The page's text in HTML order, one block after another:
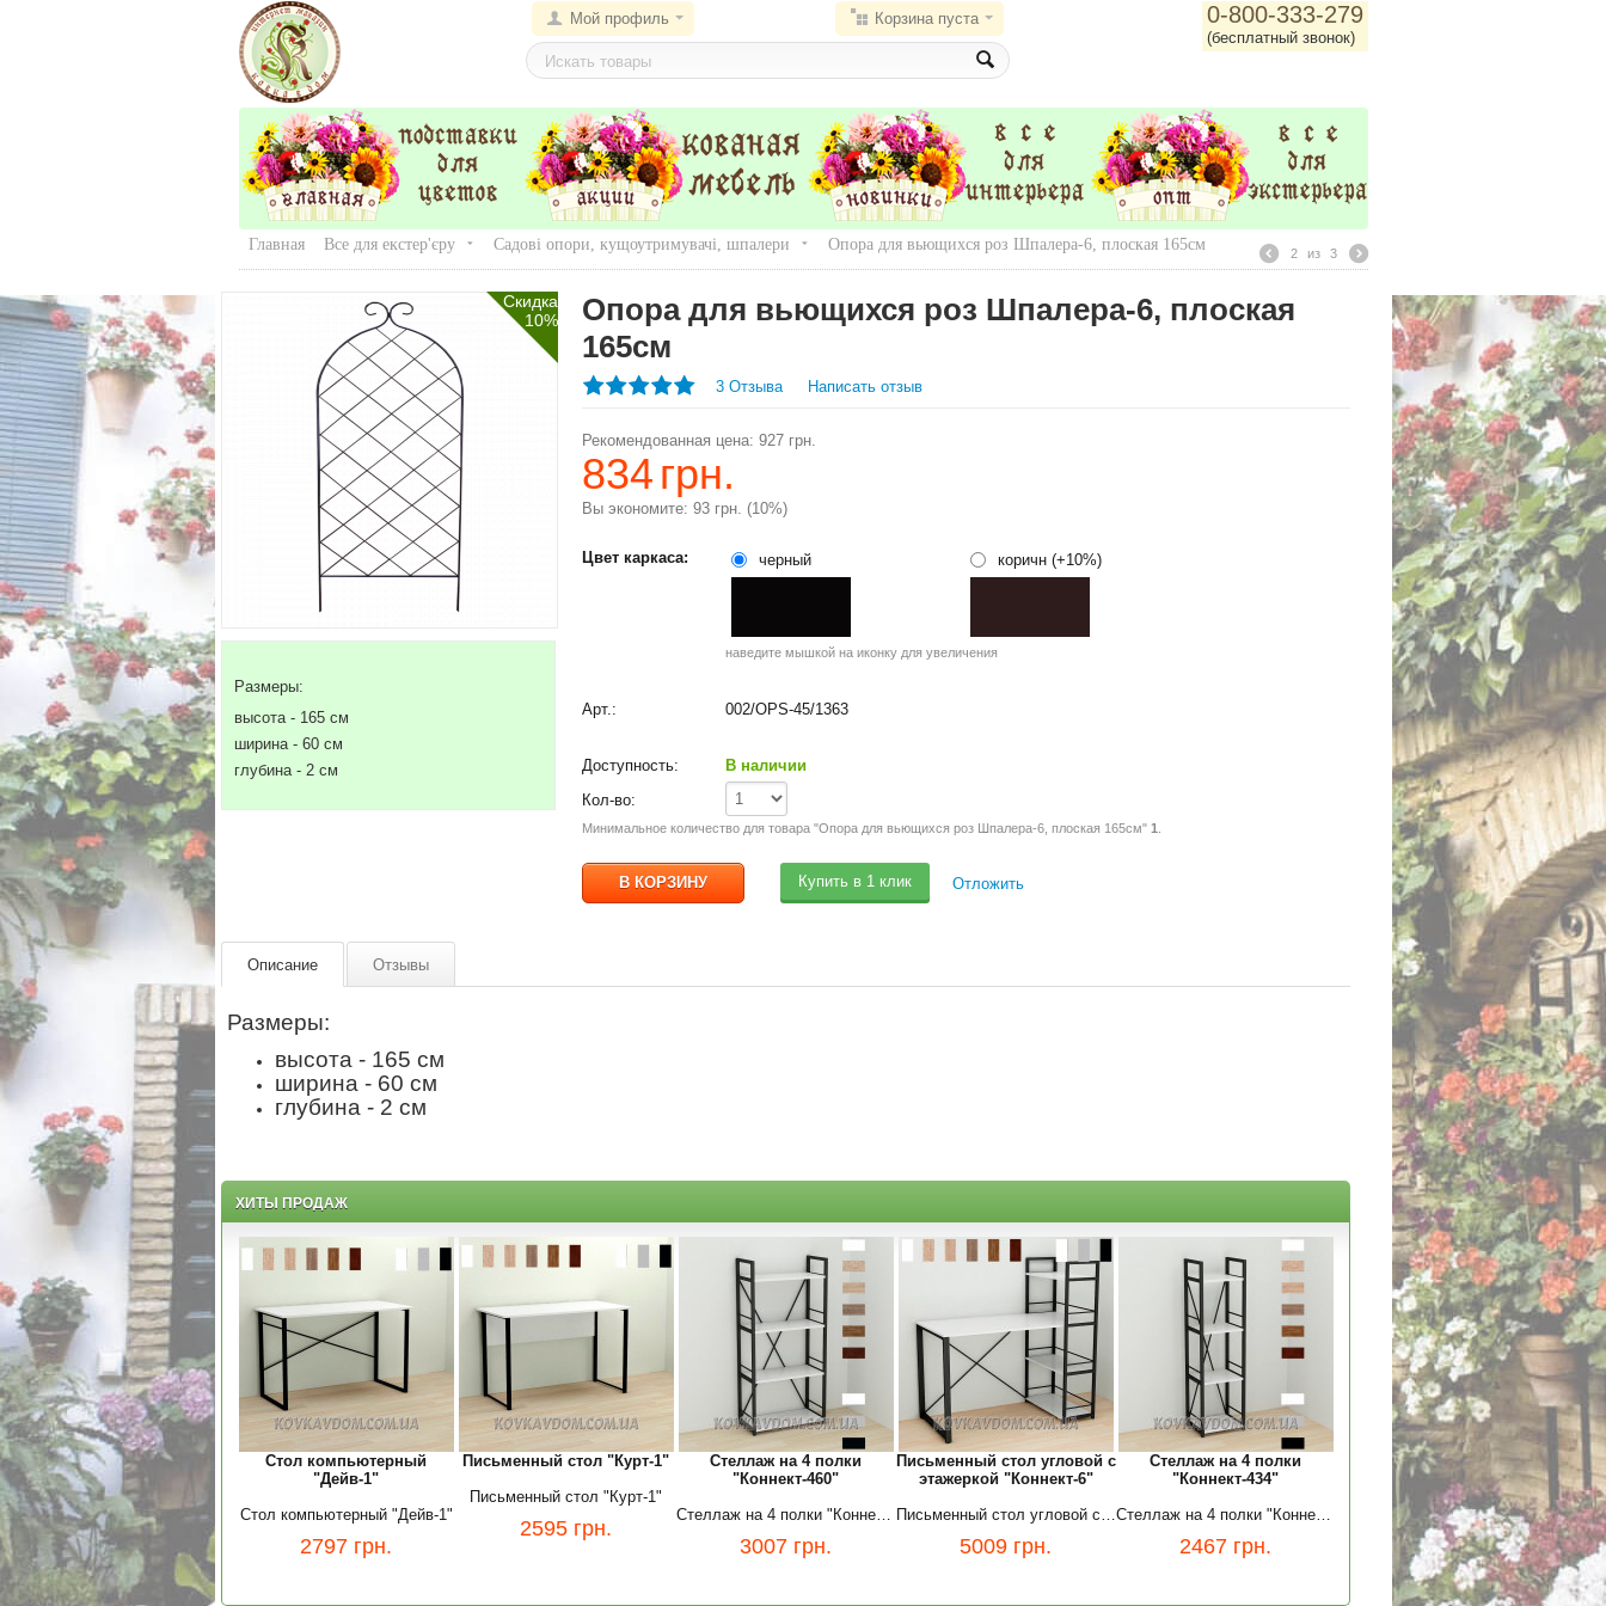
Корзина пуста
Мой профиль 0-800-333-279
(бесплатный звонок)
Главная Все для екстер'єру Садові опори, кущоутримувачі, шпалери Опора для вьющихся роз Шпалера-6, плоская 165см 2 из 3
Скидка
10%
Размеры:
высота - 165 см
ширина - 60 см
глубина - 2 см
Опора для вьющихся роз Шпалера-6, плоская
165см
3 Отзыва Написать отзыв
Рекомендованная цена: 927 грн.
834грн.
Вы экономите: 93 грн. (10%)
Цвет каркаса: черный коричн (+10%)
наведите мышкой на иконку для увеличения
Арт.: 002/OPS-45/1363
Доступность:
В наличии
Кол-во:
Минимальное количество для товара "Опора для вьющихся роз Шпалера-6, плоская 165см" 1
Купить в 1 клик Отложить
Описание Отзывы
Размеры:
высота - 165 см
ширина - 60 см
глубина - 2 см
ХИТЫ ПРОДАЖ
Стол компьютерный
"Дейв-1"
Стол компьютерный "Дейв-1"
2797 грн.
Письменный стол "Курт-1"
Письменный стол "Курт-1"
2595 грн.
Стеллаж на 4 полки
"Коннект-460"
Стеллаж на 4 полки "Коннект-460"
3007 грн.
Письменный стол угловой с
этажеркой "Коннект-6"
Письменный стол угловой с этажеркой "Коннект-6"
5009 грн.
Стеллаж на 4 полки
"Коннект-434"
Стеллаж на 4 полки "Коннект-434"
2467 грн.